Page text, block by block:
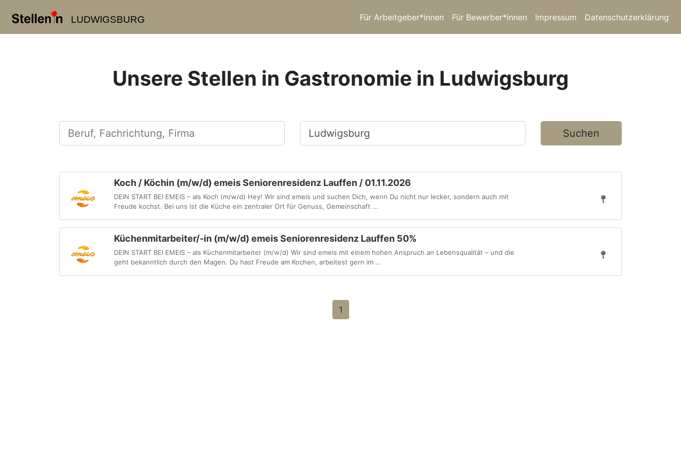
LUDWIGSBURG Für Arbeitgeber*innen Für Bewerber*innen Impressum Datenschutzerklärung
Unsere Stellen in Gastronomie in Ludwigsburg
Beruf, Fachrichtung, Firma Ort, Stadt Suchen
Koch / Köchin (m/w/d) emeis Seniorenresidenz Lauffen / 01.11.2026
DEIN START BEI EMEIS – als Koch (m/w/d) Hey! Wir sind emeis und suchen Dich, wenn Du nicht nur lecker, sondern auch mit
Freude kochst. Bei uns ist die Küche ein zentraler Ort für Genuss, Gemeinschaft ...
Küchenmitarbeiter/-in (m/w/d) emeis Seniorenresidenz Lauffen 50%
DEIN START BEI EMEIS – als Küchenmitarbeiter (m/w/d) Wir sind emeis mit einem hohen Anspruch an Lebensqualität – und die
geht bekanntlich durch den Magen. Du hast Freude am Kochen, arbeitest gern im ...
1